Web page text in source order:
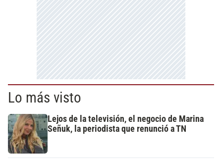
Lo más visto
Lejos de la televisión, el negocio de Marina
Señuk, la periodista que renunció a TN